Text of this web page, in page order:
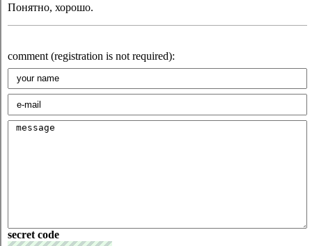
Понятно, хорошо.
comment (registration is not required):
secret code